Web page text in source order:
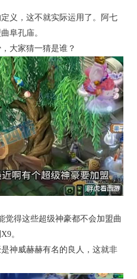
义，这不就实际运用了。阿七
阜孔庙。
大家猜一猜是谁？
觉得这些超级神豪都不会加盟曲
。
神威赫赫有名的良人，这就非